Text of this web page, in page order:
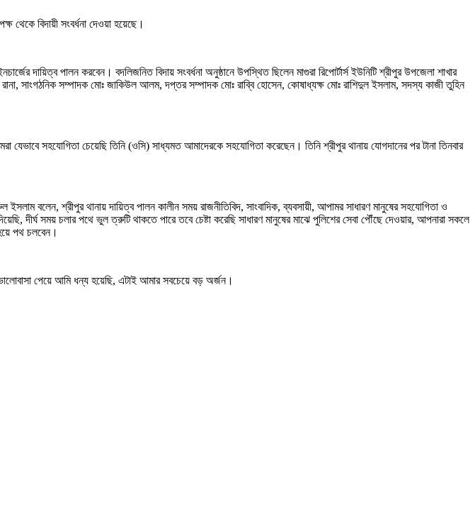
থেকে বিদায়ী সংবর্ধনা দেওয়া হয়েছে।
দায়িত্ব পালন করবেন। বদলিজনিত বিদায় সংবর্ধনা অনুষ্ঠানে উপস্থিত ছিলেন মাগুরা রিপোর্টার্স ইউনিটি শ্রীপুর উপজেলা শাখার
সাংগঠনিক সম্পাদক মোঃ জাকিউল আলম, দপ্তর সম্পাদক মোঃ রাব্বি হোসেন, কোষাধ্যক্ষ মোঃ রাশিদুল ইসলাম, সদস্য কাজী তুহিন
সহযোগিতা চেয়েছি তিনি (ওসি) সাধ্যমত আমাদেরকে সহযোগিতা করেছেন। তিনি শ্রীপুর থানায় যোগদানের পর টানা তিনবার
ইসলাম বলেন, শ্রীপুর থানায় দায়িত্ব পালন কালীন সময় রাজনীতিবিদ, সাংবাদিক, ব্যবসায়ী, আপামর সাধারণ মানুষের সহযোগিতা ও
দীর্ঘ সময় চলার পথে ভুল ত্রুটি থাকতে পারে তবে চেষ্টা করেছি সাধারণ মানুষের মাঝে পুলিশের সেবা পৌঁছে দেওয়ার, আপনারা সকলে
পথ চলবেন।
পেয়ে আমি ধন্য হয়েছি, এটাই আমার সবচেয়ে বড় অর্জন।